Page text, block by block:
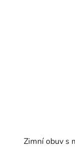
Zimní obuv s